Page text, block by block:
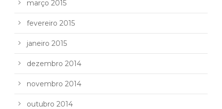
março 2015
fevereiro 2015
janeiro 2015
dezembro 2014
novembro 2014
outubro 2014